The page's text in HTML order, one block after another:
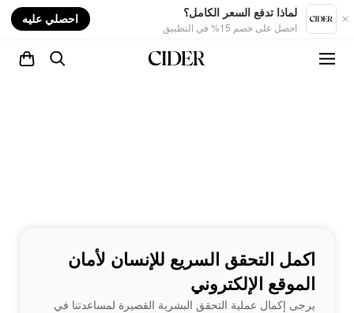
لماذا تدفع السعر الكامل؟
احصل على خصم 15% في التطبيق
احصلي عليه
اكمل التحقق السريع للإنسان لأمان
الموقع الإلكتروني
يرجى إكمال عملية التحقق البشرية القصيرة لمساعدتنا في